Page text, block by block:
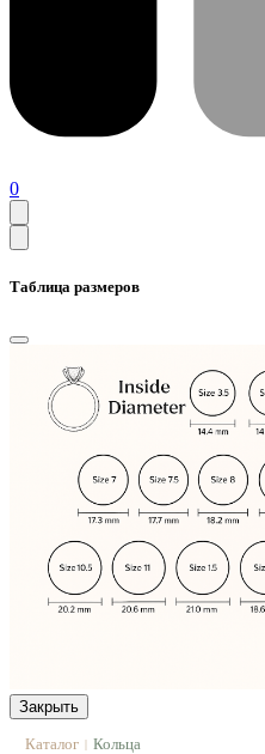
0
Таблица размеров
Закрыть
Каталог | Кольца